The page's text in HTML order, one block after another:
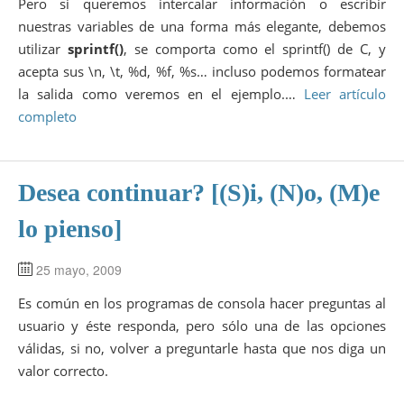
Pero si queremos intercalar información o escribir
nuestras variables de una forma más elegante, debemos
utilizar sprintf(), se comporta como el sprintf() de C, y
acepta sus \n, \t, %d, %f, %s… incluso podemos formatear
la salida como veremos en el ejemplo.… Leer artículo
completo
Desea continuar? [(S)i, (N)o, (M)e
lo pienso]
25 mayo, 2009
Es común en los programas de consola hacer preguntas al
usuario y éste responda, pero sólo una de las opciones
válidas, si no, volver a preguntarle hasta que nos diga un
valor correcto.